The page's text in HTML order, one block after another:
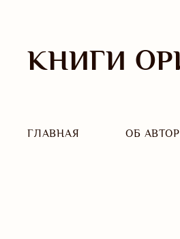
КНИГИ
ГЛАВНАЯ ОБ